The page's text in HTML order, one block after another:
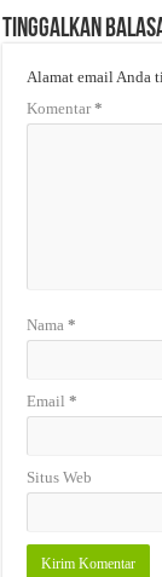
Tinggalkan
Alamat email Anda
Komentar*
Nama*
Email*
Situs Web